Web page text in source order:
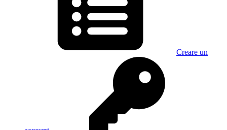
Creare un